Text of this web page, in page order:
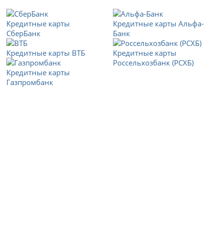
Кредитные карты
СберБанк
Кредитные карты ВТБ
Кредитные карты
Газпромбанк
Кредитные карты Альфа-
Банк
Кредитные карты
Россельхозбанк (РСХБ)